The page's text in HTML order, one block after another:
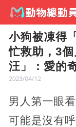
小狗被凍得
忙救助，3
汪」：愛的
2023/04/12
男人第一眼
可能是沒有